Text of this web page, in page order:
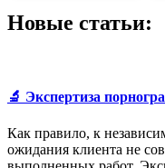
Новые статьи:
🔬 Экспертиза
Как правило, к
ожидания клиента не